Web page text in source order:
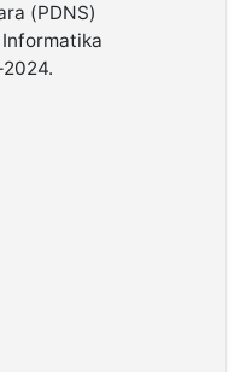
(PDNS)